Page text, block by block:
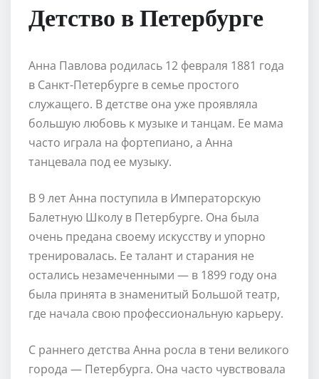
Детство в Петербурге
Анна Павлова родилась 12 февраля 1881 года
в Санкт-Петербурге в семье простого
служащего. В детстве она уже проявляла
большую любовь к музыке и танцам. Ее мама
часто играла на фортепиано, а Анна
танцевала под ее музыку.
В 9 лет Анна поступила в Императорскую
Балетную Школу в Петербурге. Она была
очень предана своему искусству и упорно
тренировалась. Ее талант и старания не
остались незамеченными — в 1899 году она
была принята в знаменитый Большой театр,
где начала свою профессиональную карьеру.
С раннего детства Анна росла в тени великого
города — Петербурга. Она часто чувствовала